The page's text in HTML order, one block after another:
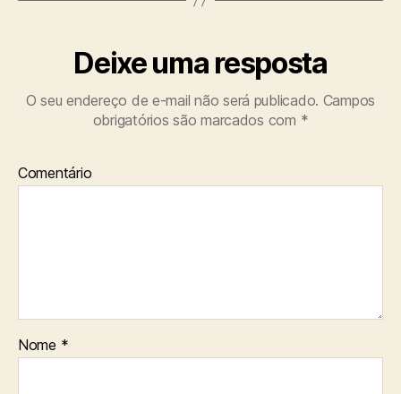
Deixe uma resposta
O seu endereço de e-mail não será publicado. Campos
obrigatórios são marcados com *
Comentário
Nome *